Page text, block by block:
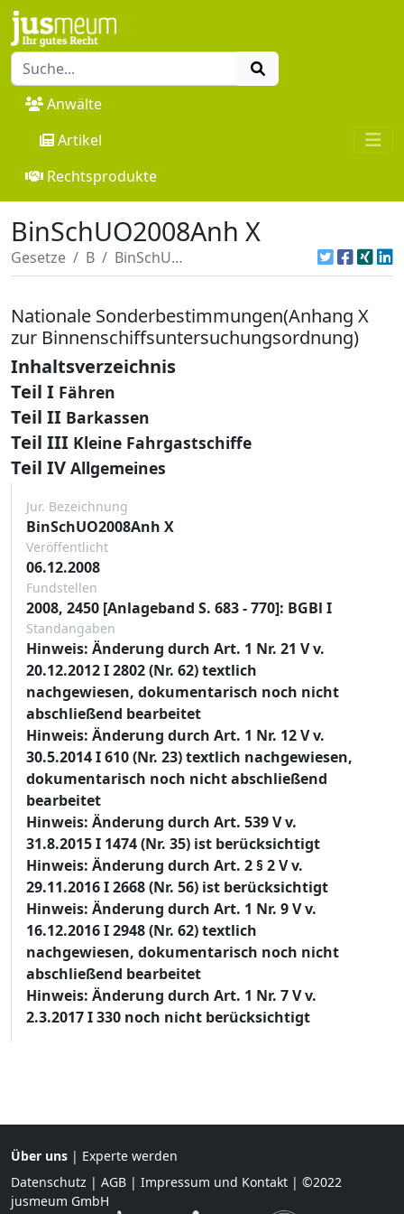
Anwälte
Artikel
Rechtsprodukte
BinSchUO2008Anh X
Gesetze B BinSchUO2008Anh X
Nationale Sonderbestimmungen(Anhang X
zur Binnenschiffsuntersuchungsordnung)
Inhaltsverzeichnis
Teil I Fähren
Teil II Barkassen
Teil III Kleine Fahrgastschiffe
Teil IV Allgemeines
Jur. Bezeichnung
BinSchUO2008Anh X
Veröffentlicht
06.12.2008
Fundstellen
2008, 2450 [Anlageband S. 683 - 770]: BGBl I
Standangaben
Hinweis: Änderung durch Art. 1 Nr. 21 V v.
20.12.2012 I 2802 (Nr. 62) textlich
nachgewiesen, dokumentarisch noch nicht
abschließend bearbeitet
Hinweis: Änderung durch Art. 1 Nr. 12 V v.
30.5.2014 I 610 (Nr. 23) textlich nachgewiesen,
dokumentarisch noch nicht abschließend
bearbeitet
Hinweis: Änderung durch Art. 539 V v.
31.8.2015 I 1474 (Nr. 35) ist berücksichtigt
Hinweis: Änderung durch Art. 2 § 2 V v.
29.11.2016 I 2668 (Nr. 56) ist berücksichtigt
Hinweis: Änderung durch Art. 1 Nr. 9 V v.
16.12.2016 I 2948 (Nr. 62) textlich
nachgewiesen, dokumentarisch noch nicht
abschließend bearbeitet
Hinweis: Änderung durch Art. 1 Nr. 7 V v.
2.3.2017 I 330 noch nicht berücksichtigt
Über uns | Experte werden
Datenschutz | AGB | Impressum und Kontakt | ©2022
jusmeum GmbH